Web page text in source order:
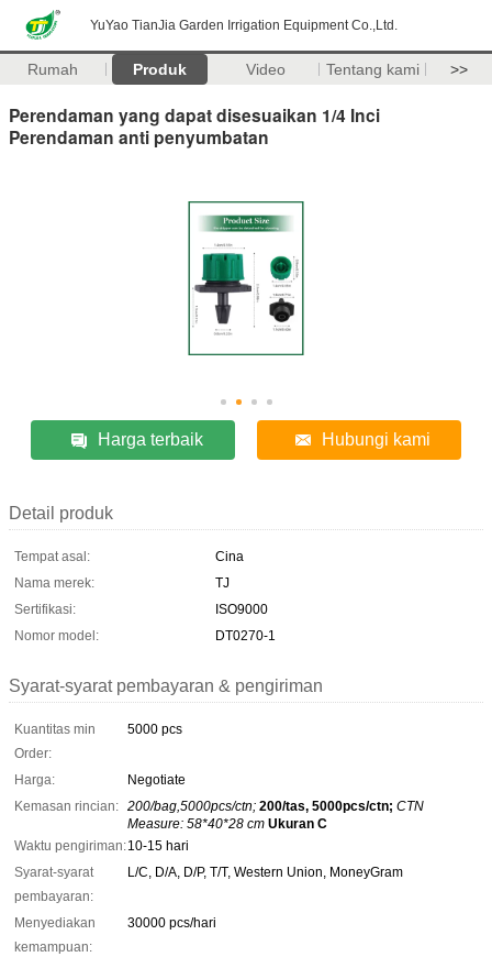
YuYao TianJia Garden Irrigation Equipment Co.,Ltd.
Rumah Produk Video Tentang kami >>
Perendaman yang dapat disesuaikan 1/4 Inci
Perendaman anti penyumbatan
Harga terbaik Hubungi kami
Detail produk
Tempat asal:
Cina
Nama merek:
TJ
Sertifikasi:
ISO9000
Nomor model:
DT0270-1
Syarat-syarat pembayaran & pengiriman
Kuantitas min
Order:
5000 pcs
Harga:
Negotiate
Kemasan rincian: 200/bag,5000pcs/ctn; 200/tas, 5000pcs/ctn; CTN
Measure: 58*40*28 cm Ukuran C
Waktu pengiriman:10-15 hari
Syarat-syarat
pembayaran:
L/C, D/A, D/P, T/T, Western Union, MoneyGram
Menyediakan
kemampuan:
30000 pcs/hari